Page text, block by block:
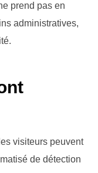
prend pas en
administratives,
visiteurs peuvent
de détection